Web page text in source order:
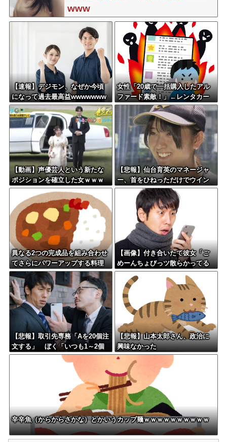
www
【速報】デジモン、なぜか今頃
になって過去最高益wwwwwww
www
女性「20歳で一括購入したアル
ファード素敵！」←レンタカー
だろと批判殺到
【動画】声優芸人という新たな
ポジションを確立した女ｗｗｗ
ｗｗｗｗｗｗｗｗｗｗｗｗｗｗ
【悲報】仙台育英のマネージャ
ー、首をひねっただけでウイン
クしたことにされてしまうｗｗ
異なる2つの完成品を組み合わせ
てさらにパワーアップする料理
「カツカレー」以外にない
【画像】付き合いたて彼女「ご
めーんちょびっツ散らかってる
けど上がって～！」←お前らだ
ったらコレ別れるか？？？？？
【悲報】取引先専務「Aを20個注
文する」 ぼく「いつも1～2個
しか使わないけど本当に20であ
ってる？」 取専「あってる」
→結果『こう』なったんだがコ
か？？？？？？？？
【悲報】山本太郎さん、政治に
興味なかった
辛辛魚（からからさかな）とかいうカップ麺ｗｗｗｗｗｗｗｗｗｗ